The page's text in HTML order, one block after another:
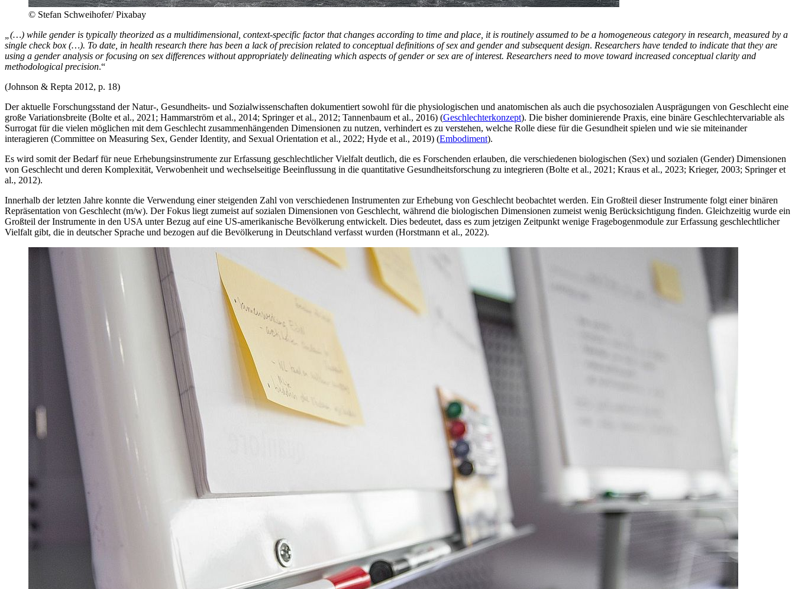
© Stefan Schweihofer/ Pixabay
„(…) while gender is typically theorized as a multidimensional, context-specific factor that changes according to time and place, it is routinely assumed to be a homogeneous category in research, measured by a
single check box (…). To date, in health research there has been a lack of precision related to conceptual definitions of sex and gender and subsequent design. Researchers have tended to indicate that they are
using a gender analysis or focusing on sex differences without appropriately delineating which aspects of gender or sex are of interest. Researchers need to move toward increased conceptual clarity and
methodological precision.“
(Johnson & Repta 2012, p. 18)
Der aktuelle Forschungsstand der Natur-, Gesundheits- und Sozialwissenschaften dokumentiert sowohl für die physiologischen und anatomischen als auch die psychosozialen Ausprägungen von Geschlecht eine
große Variationsbreite (Bolte et al., 2021; Hammarström et al., 2014; Springer et al., 2012; Tannenbaum et al., 2016) (Geschlechterkonzept). Die bisher dominierende Praxis, eine binäre Geschlechtervariable als
Surrogat für die vielen möglichen mit dem Geschlecht zusammenhängenden Dimensionen zu nutzen, verhindert es zu verstehen, welche Rolle diese für die Gesundheit spielen und wie sie miteinander
interagieren (Committee on Measuring Sex, Gender Identity, and Sexual Orientation et al., 2022; Hyde et al., 2019) (Embodiment).
Es wird somit der Bedarf für neue Erhebungsinstrumente zur Erfassung geschlechtlicher Vielfalt deutlich, die es Forschenden erlauben, die verschiedenen biologischen (Sex) und sozialen (Gender) Dimensionen
von Geschlecht und deren Komplexität, Verwobenheit und wechselseitige Beeinflussung in die quantitative Gesundheitsforschung zu integrieren (Bolte et al., 2021; Kraus et al., 2023; Krieger, 2003; Springer et
al., 2012).
Innerhalb der letzten Jahre konnte die Verwendung einer steigenden Zahl von verschiedenen Instrumenten zur Erhebung von Geschlecht beobachtet werden. Ein Großteil dieser Instrumente folgt einer binären
Repräsentation von Geschlecht (m/w). Der Fokus liegt zumeist auf sozialen Dimensionen von Geschlecht, während die biologischen Dimensionen zumeist wenig Berücksichtigung finden. Gleichzeitig wurde ein
Großteil der Instrumente in den USA unter Bezug auf eine US-amerikanische Bevölkerung entwickelt. Dies bedeutet, dass es zum jetzigen Zeitpunkt wenige Fragebogenmodule zur Erfassung geschlechtlicher
Vielfalt gibt, die in deutscher Sprache und bezogen auf die Bevölkerung in Deutschland verfasst wurden (Horstmann et al., 2022).